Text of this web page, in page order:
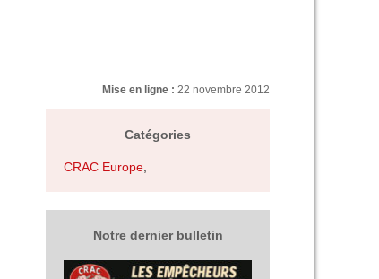
Mise en ligne : 22 novembre 2012
Catégories
CRAC Europe
Notre dernier bulletin